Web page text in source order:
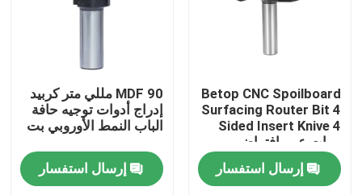
مراقبة الجودة
اتصل بنا
Betop CNC Spoilboard
Surfacing Router Bit 4
Sided Insert Knive 4
مرات عمر افتراضي
إرسال استفسار
MDF 90 مللي متر كربيد
إدراج أدوات توجيه حافة
الباب النمط الأوروبي بت
إرسال استفسار